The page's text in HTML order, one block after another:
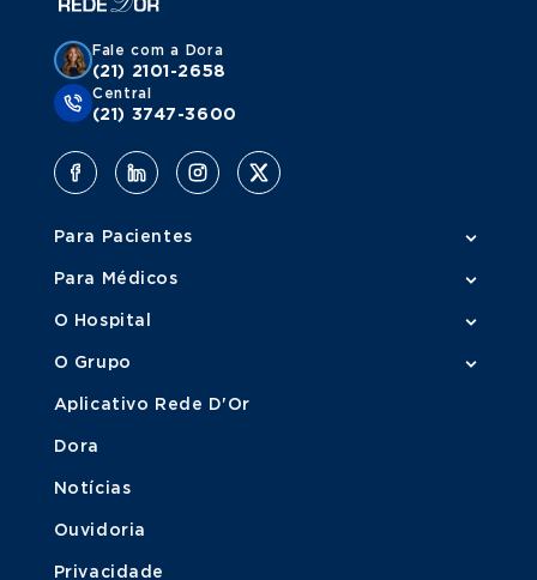
Fale com a Dora
(21) 2101-2658
Central
(21) 3747-3600
Para Pacientes
Para Médicos
O Hospital
O Grupo
Aplicativo Rede D'Or
Dora
Notícias
Ouvidoria
Privacidade